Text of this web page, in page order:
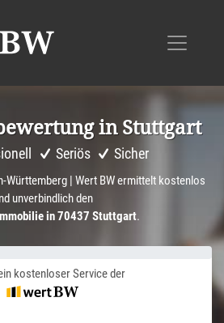
in Stuttgart
Seriös Sicher
Württemberg | Wert BW ermittelt kostenlos
unverbindlich den
in 70437 Stuttgart.
kostenloser Service der